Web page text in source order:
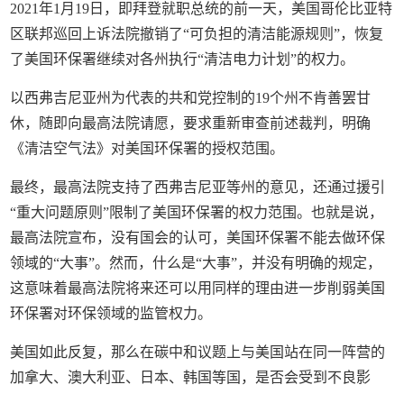
2021年1月19日，即拜登就职总统的前一天，美国哥伦比亚特
区联邦巡回上诉法院撤销了“可负担的清洁能源规则”，恢复
了美国环保署继续对各州执行“清洁电力计划”的权力。
以西弗吉尼亚州为代表的共和党控制的19个州不肯善罢甘
休，随即向最高法院请愿，要求重新审查前述裁判，明确
《清洁空气法》对美国环保署的授权范围。
最终，最高法院支持了西弗吉尼亚等州的意见，还通过援引
“重大问题原则”限制了美国环保署的权力范围。也就是说，
最高法院宣布，没有国会的认可，美国环保署不能去做环保
领域的“大事”。然而，什么是“大事”，并没有明确的规定，
这意味着最高法院将来还可以用同样的理由进一步削弱美国
环保署对环保领域的监管权力。
美国如此反复，那么在碳中和议题上与美国站在同一阵营的
加拿大、澳大利亚、日本、韩国等国，是否会受到不良影